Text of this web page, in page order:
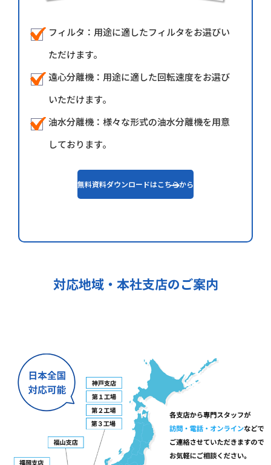
フィルタ：用途に適したフィルタをお選びい
ただけます。
遠心分離機：用途に適した回転速度をお選び
いただけます。
油水分離機：様々な形式の油水分離機を用意
しております。
無料資料ダウンロードはこちらから
対応地域・本社支店のご案内